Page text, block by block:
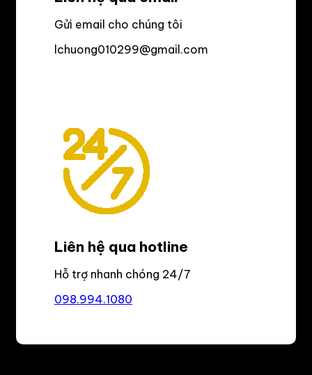
Gửi email cho chúng tôi
lchuong010299@gmail.com
Liên hệ qua hotline
Hỗ trợ nhanh chóng 24/7
098.994.1080